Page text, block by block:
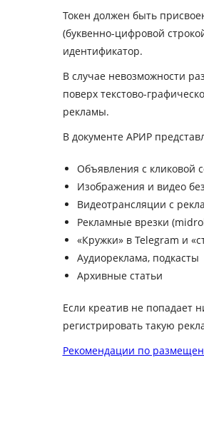
Токен должен быть
(буквенно-цифровой
идентификатор.
В случае невозможности
поверх текстово-
рекламы.
В документе АРИР
Объявления с кликовой
Изображения и видео
Видеотрансляции с
Рекламные врезки
«Кружки» в Telegram и
Аудиореклама, подкасты
Архивные статьи
Если креатив не попадает
регистрировать такую
Рекомендации по